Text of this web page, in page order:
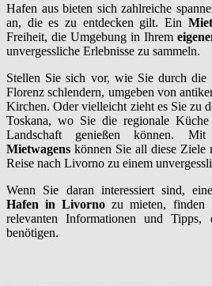
Hafen aus bieten sich zahlreiche
an, die es zu entdecken gilt. Ein
Freiheit, die Umgebung in Ihrem
unvergessliche Erlebnisse zu sammeln.
Stellen Sie sich vor, wie Sie durch die
Florenz schlendern, umgeben von
Kirchen. Oder vielleicht zieht es Sie zu
Toskana, wo Sie die regionale
Landschaft genießen können.
Mietwagens können Sie all diese Ziele
Reise nach Livorno zu einem
Wenn Sie daran interessiert sind,
Hafen in Livorno zu mieten, finden
relevanten Informationen und
benötigen.